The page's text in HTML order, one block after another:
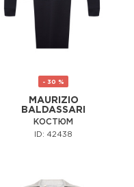
- 30 %
MAURIZIO
BALDASSARI
КОСТЮМ
ID: 42438